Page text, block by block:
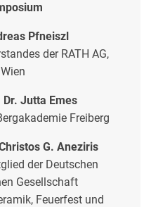
Pfneiszl
der RATH AG,
Wien
Jutta Emes
Freiberg
G. Aneziris
der Deutschen
Gesellschaft
Feuerfest und